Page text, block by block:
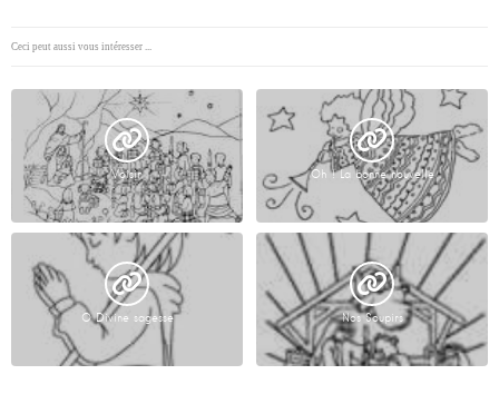
Ceci peut aussi vous intéresser ...
Voisin Oh ! La bonne nouvelle
O Divine sagesse Nos Soupirs